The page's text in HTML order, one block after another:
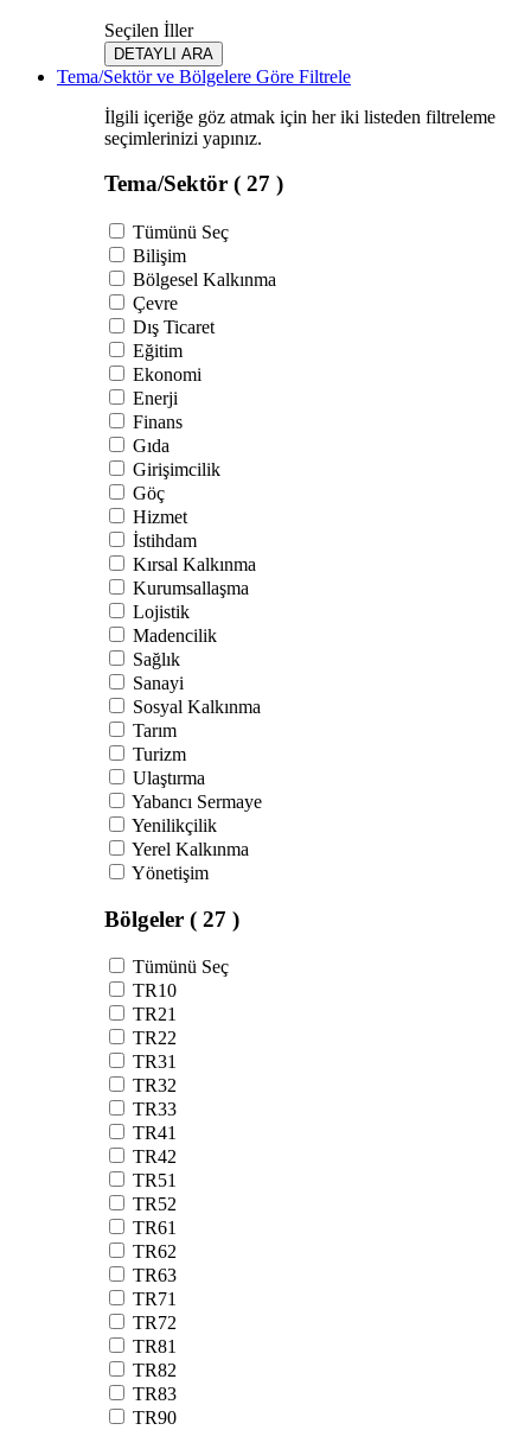
Seçilen İller
DETAYLI ARA
Tema/Sektör ve Bölgelere Göre Filtrele
İlgili içeriğe göz atmak için her iki listeden filtreleme
seçimlerinizi yapınız.
Tema/Sektör ( 27 )
Tümünü Seç
Bilişim
Bölgesel Kalkınma
Çevre
Dış Ticaret
Eğitim
Ekonomi
Enerji
Finans
Gıda
Girişimcilik
Göç
Hizmet
İstihdam
Kırsal Kalkınma
Kurumsallaşma
Lojistik
Madencilik
Sağlık
Sanayi
Sosyal Kalkınma
Tarım
Turizm
Ulaştırma
Yabancı Sermaye
Yenilikçilik
Yerel Kalkınma
Yönetişim
Bölgeler ( 27 )
Tümünü Seç
TR10
TR21
TR22
TR31
TR32
TR33
TR41
TR42
TR51
TR52
TR61
TR62
TR63
TR71
TR72
TR81
TR82
TR83
TR90